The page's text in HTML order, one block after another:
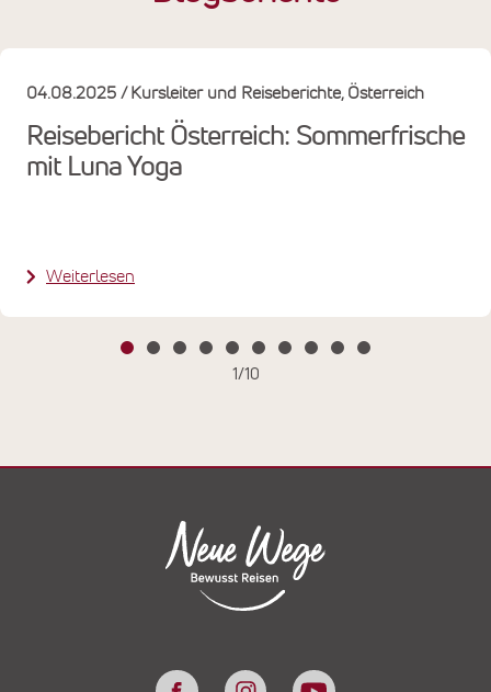
Reisebericht Österreich: Sommerfrische
mit Luna Yoga
04.08.2025 Kursleiter und Reiseberichte Österreich
Weiterlesen
1/10